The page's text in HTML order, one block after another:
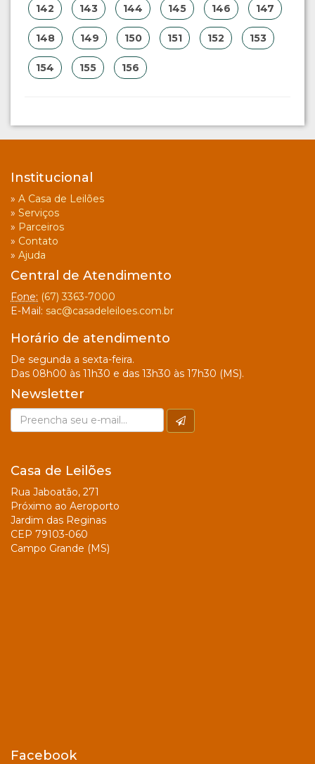
142 143 144 145 146 147
148 149 150 151 152 153
154 155 156
Institucional
» A Casa de Leilões
» Serviços
» Parceiros
» Contato
» Ajuda
Central de Atendimento
Fone: (67) 3363-7000
E-Mail: sac@casadeleiloes.com.br
Horário de atendimento
De segunda a sexta-feira.
Das 08h00 às 11h30 e das 13h30 às 17h30 (MS).
Newsletter
Casa de Leilões
Rua Jaboatão, 271
Próximo ao Aeroporto
Jardim das Reginas
CEP 79103-060
Campo Grande (MS)
Facebook